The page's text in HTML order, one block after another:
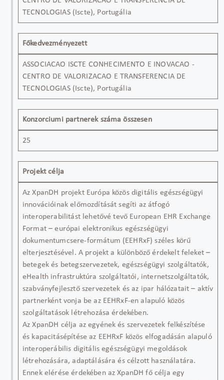
TECNOLOGIAS (Iscte), Portugália
Főkedvezményezett
ASSOCIACAO ISCTE CONHECIMENTO E INOVACAO -
CENTRO DE VALORIZACAO E TRANSFERENCIA DE
TECNOLOGIAS (Iscte), Portugália
Konzorciumi partnerek száma összesen
25
Projekt célja
Az XpanDH projekt Európa közös digitális egészségügyi
innovációinak előmozdítását segíti az átfogó
interoperabilitást lehetővé tevő European EHR Exchange
Format – európai elektronikus egészségügyi
dokumentumcsere-formátum (EEHRxF) széles körű
elterjesztésével. A projekt a különböző érdekelt feleket –
betegek és betegszervezetek, egészségügyi szolgáltatók,
eHealth infrastruktúra szolgáltatói, internetszolgáltatók,
szabványfejlesztő szervezetek és az ipar hálózatait – aktív
partnerként vonja be az EEHRxF-en alapuló közös
szolgáltatások létrehozása érdekében.
Az XpanDH célja az egyének és szervezetek felkészítése
és kapacitásépítése az EEHRxF közös elfogadásán alapuló
interoperábilis digitális egészségügyi megoldások
létrehozására, adaptálására és célzott használatára.
Ennek elérése érdekében az XpanDH fő célja egy